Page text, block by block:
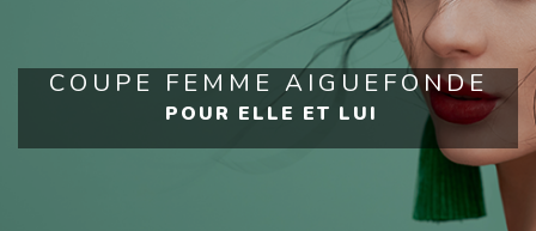
COUPE FEMME AIGUEFONDE
POUR ELLE ET LUI